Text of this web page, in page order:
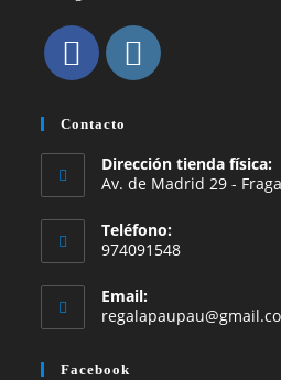
abre
una
nueva
pestaña
abre
una
pestaña
Contacto
Dirección tienda física:
Av. de Madrid 29 -
Teléfono:
974091548
Email:
Facebook